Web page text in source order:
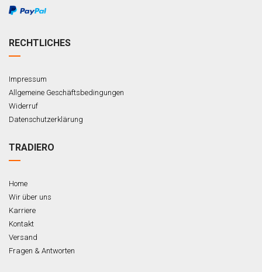
RECHTLICHES
Impressum
Allgemeine Geschäftsbedingungen
Widerruf
Datenschutzerklärung
TRADIERO
Home
Wir über uns
Karriere
Kontakt
Versand
Fragen & Antworten